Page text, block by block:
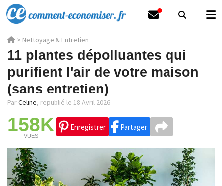
> Nettoyage & Entretien
11 plantes dépolluantes qui
purifient l'air de votre maison
(sans entretien)
ParCeline, republié le 18 Avril 2026
158K
VUES
Enregistrer Partager